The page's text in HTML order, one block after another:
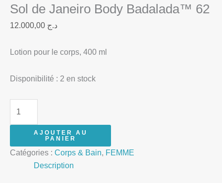
Sol de Janeiro Body Badalada™ 62
د.ج
Lotion pour le corps, 400 ml
Disponibilité : 2 en stock
AJOUTER AU
PANIER
Catégories : Corps & Bain, FEMME
Description